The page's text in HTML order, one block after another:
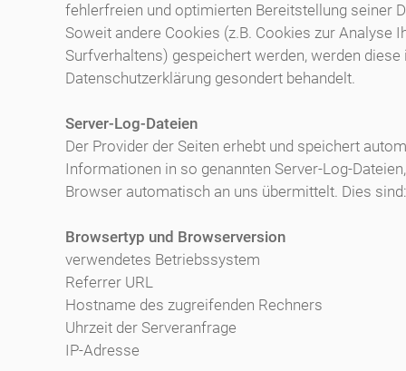
fehlerfreien und optimierten Bereitstellung seiner
Soweit andere Cookies (z.B. Cookies zur Analyse
Surfverhaltens) gespeichert werden, werden diese
Datenschutzerklärung gesondert behandelt.
Server-Log-Dateien
Der Provider der Seiten erhebt und speichert
Informationen in so genannten Server-Log-
Browser automatisch an uns übermittelt. Dies sind:
Browsertyp und Browserversion
verwendetes Betriebssystem
Referrer URL
Hostname des zugreifenden Rechners
Uhrzeit der Serveranfrage
IP-Adresse